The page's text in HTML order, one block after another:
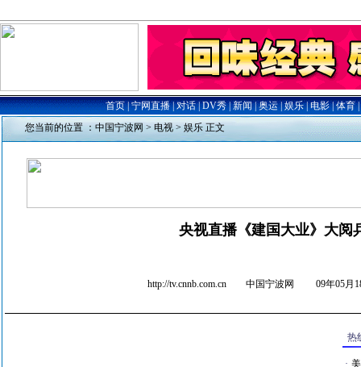
您当前的位置 ： 中国宁波网 > 电视 > 娱乐 正文
央视直播《建国大业》大阅
http://tv.cnnb.com.cn 中国宁波网 09年05月
热
·